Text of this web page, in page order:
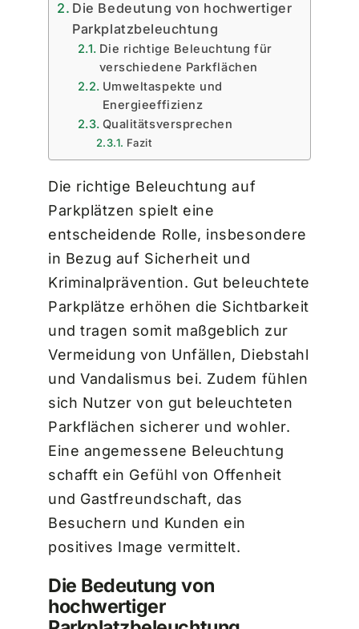
Die Bedeutung von hochwertiger
Parkplatzbeleuchtung
Die richtige Beleuchtung für
verschiedene Parkflächen
Umweltaspekte und
Energieeffizienz
Qualitätsversprechen
Fazit
Die richtige Beleuchtung auf
Parkplätzen spielt eine
entscheidende Rolle, insbesondere
in Bezug auf Sicherheit und
Kriminalprävention. Gut beleuchtete
Parkplätze erhöhen die Sichtbarkeit
und tragen somit maßgeblich zur
Vermeidung von Unfällen, Diebstahl
und Vandalismus bei. Zudem fühlen
sich Nutzer von gut beleuchteten
Parkflächen sicherer und wohler.
Eine angemessene Beleuchtung
schafft ein Gefühl von Offenheit
und Gastfreundschaft, das
Besuchern und Kunden ein
positives Image vermittelt.
Die Bedeutung von
hochwertiger